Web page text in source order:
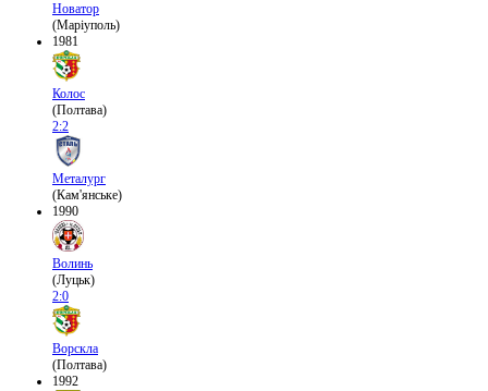
Новатор
(Маріуполь)
1981
Колос
(Полтава)
2:2
Металург
(Кам'янське)
1990
Волинь
(Луцьк)
2:0
Ворскла
(Полтава)
1992